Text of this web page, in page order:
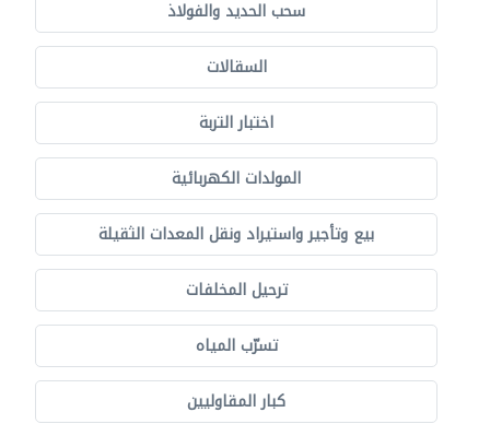
سحب الحديد والفولاذ
السقالات
اختبار التربة
المولدات الكهربائية
بيع وتأجير واستيراد ونقل المعدات الثقيلة
ترحيل المخلفات
تسرّب المياه
كبار المقاوليين